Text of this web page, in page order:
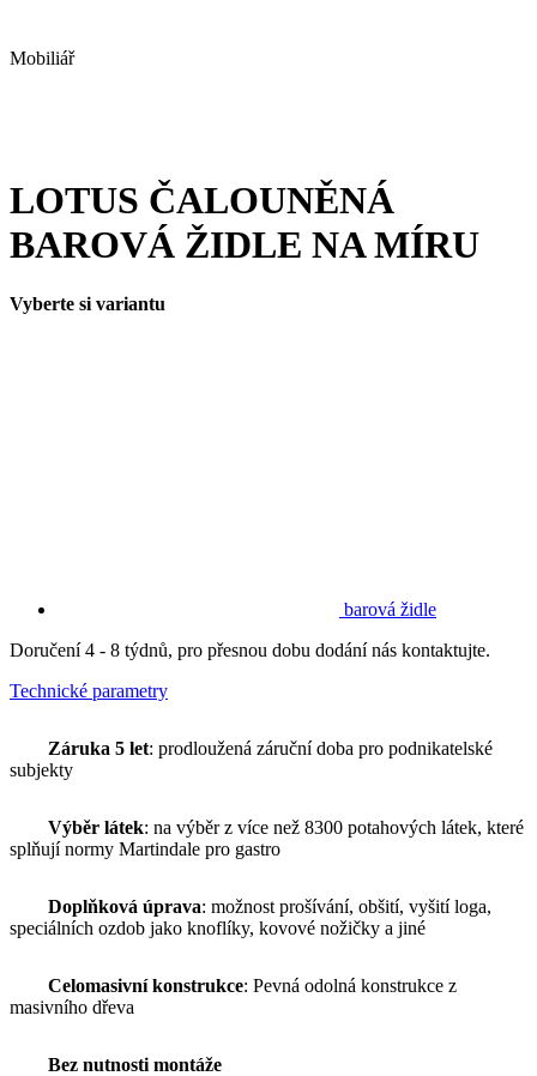
Mobiliář
LOTUS ČALOUNĚNÁ
BAROVÁ ŽIDLE NA MÍRU
Vyberte si variantu
barová židle
Doručení 4 - 8 týdnů, pro přesnou dobu dodání nás kontaktujte.
Technické parametry
Záruka 5 let: prodloužená záruční doba pro podnikatelské
subjekty
Výběr látek: na výběr z více než 8300 potahových látek, které
splňují normy Martindale pro gastro
Doplňková úprava: možnost prošívání, obšití, vyšití loga,
speciálních ozdob jako knoflíky, kovové nožičky a jiné
Celomasivní konstrukce: Pevná odolná konstrukce z
masivního dřeva
Bez nutnosti montáže